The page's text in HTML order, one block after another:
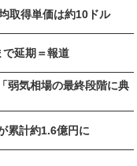
取得単価は約10ドル
延期＝報道
弱気相場の最終段階に典
累計約1.6億円に